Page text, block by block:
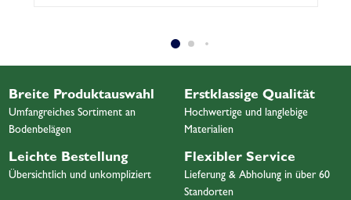
Breite Produktauswahl
Umfangreiches Sortiment an
Bodenbelägen
Erstklassige Qualität
Hochwertige und langlebige
Materialien
Leichte Bestellung
Übersichtlich und unkompliziert
Flexibler Service
Lieferung & Abholung in über 60
Standorten